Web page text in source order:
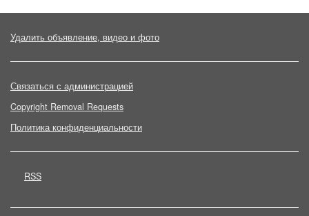
Удалить объявление, видео и фото
Связаться с администрацией
Copyright Removal Requests
Политика конфиденциальности
RSS